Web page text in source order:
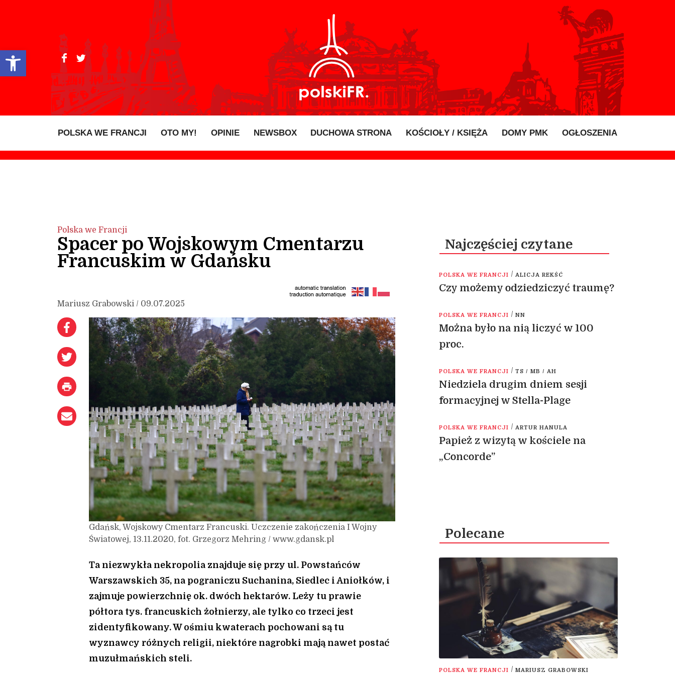
Open toolbar
POLSKA WE FRANCJI OTO MY! OPINIE NEWSBOX DUCHOWA STRONA KOŚCIOŁY / KSIĘŻA DOMY PMK OGŁOSZENIA
Polska we Francji
Spacer po Wojskowym Cmentarzu
Francuskim w Gdańsku
Mariusz Grabowski / 09.07.2025
Gdańsk, Wojskowy Cmentarz Francuski. Uczczenie zakończenia I Wojny
Światowej, 13.11.2020, fot. Grzegorz Mehring / www.gdansk.pl
Ta niezwykła nekropolia znajduje się przy ul. Powstańców
Warszawskich 35, na pograniczu Suchanina, Siedlec i Aniołków, i
zajmuje powierzchnię ok. dwóch hektarów. Leży tu prawie
półtora tys. francuskich żołnierzy, ale tylko co trzeci jest
zidentyfikowany. W ośmiu kwaterach pochowani są tu
wyznawcy różnych religii, niektóre nagrobki mają nawet postać
muzułmańskich steli.
Najczęściej czytane
POLSKA WE FRANCJI / ALICJA REKŚĆ
Czy możemy odziedziczyć traumę?
POLSKA WE FRANCJI / NN
Można było na nią liczyć w 100
proc.
POLSKA WE FRANCJI / TS / MB / AH
Niedziela drugim dniem sesji
formacyjnej w Stella-Plage
POLSKA WE FRANCJI / ARTUR HANULA
Papież z wizytą w kościele na
„Concorde”
Polecane
POLSKA WE FRANCJI / MARIUSZ GRABOWSKI